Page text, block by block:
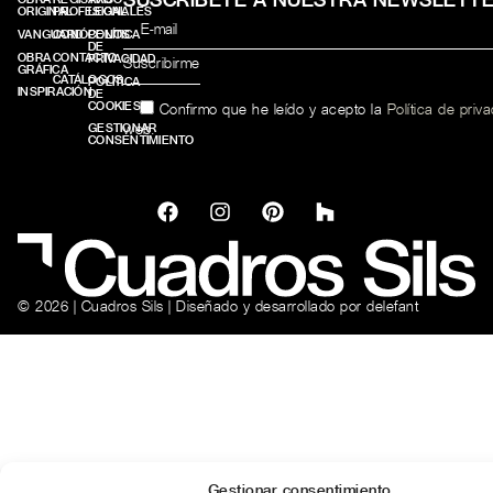
ORIGINAL
VANGUARD
OBRA
GRÁFICA
INSPIRACIÓN
PROFESIONALES
CONÓCENOS
CONTACTO
CATÁLOGOS
LEGAL
POLÍTICA
DE
PRIVACIDAD
POLÍTICA
DE
COOKIES
GESTIONAR
CONSENTIMIENTO
Confirmo que he leído y acepto la Política de
web.
© 2026 | Cuadros Sils | Diseñado y desarrollado por delefant